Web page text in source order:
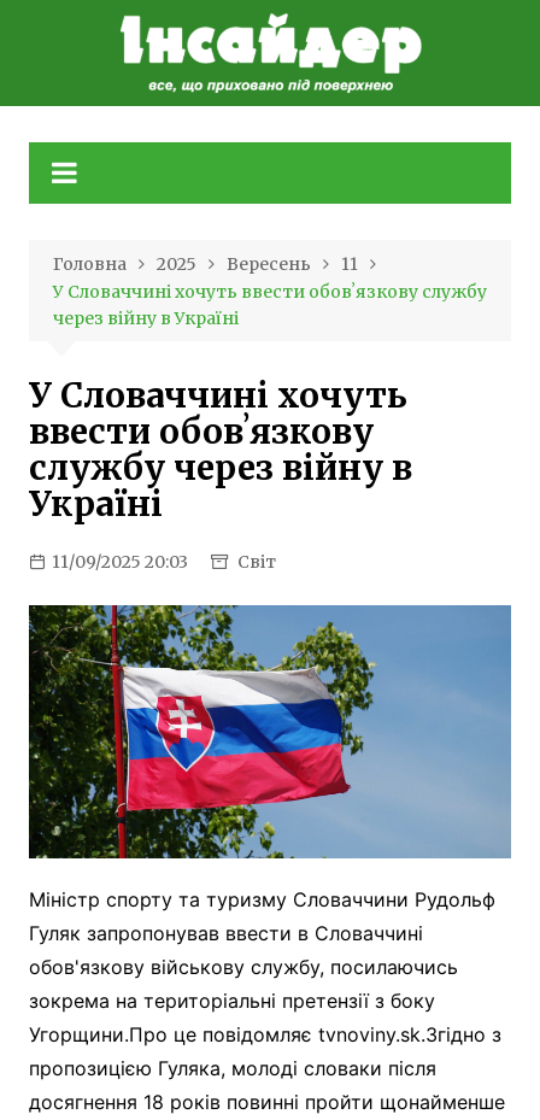
Головна 2025 Вересень
11
У Словаччині хочуть ввести обовʼязкову службу
через війну в Україні
У Словаччині хочуть
ввести обовʼязкову
службу через війну в
Україні
11/09/2025 20:03 Світ
Міністр спорту та туризму Словаччини Рудольф
Гуляк запропонував ввести в Словаччині
обов'язкову військову службу, посилаючись
зокрема на територіальні претензії з боку
Угорщини.Про це повідомляє tvnoviny.sk.Згідно з
пропозицією Гуляка, молоді словаки після
досягнення 18 років повинні пройти щонайменше